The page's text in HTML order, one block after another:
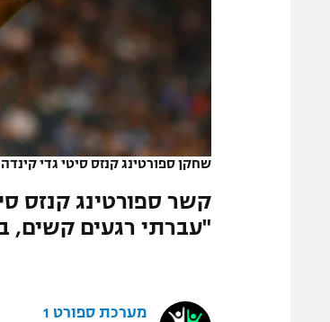
רשיון להקרנה פומבית לבית עסק
לוח דרושים – ג'ובנט
שחקן ספורטינג קנזס סיטי גדי קינדה
קשר ספורטינג קנזס
"עברתי רגעים קשים,
מערכת ספורט 1